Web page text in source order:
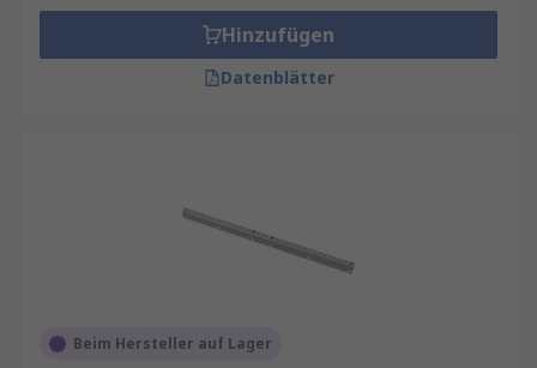
Hinzufügen
Datenblätter
Beim Hersteller auf Lager